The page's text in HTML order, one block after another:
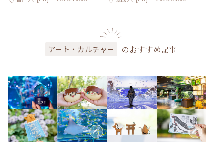
アート・カルチャー のおすすめ記事